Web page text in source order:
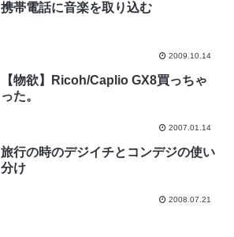
携帯電話に音楽を取り込む
2009.10.14
【物欲】Ricoh/Caplio GX8買っちゃ
った。
2007.01.14
旅行の時のデジイチとコンデジの使い
分け
2008.07.21